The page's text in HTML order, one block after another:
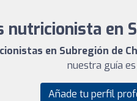
nutricionista en
en Subregión de
nuestra guía
Añade tu perfil